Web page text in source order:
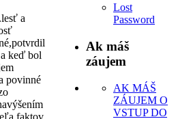
a
keď bol
povinné
faktov
Lost
Password
Ak máš
záujem
AK MÁŠ
ZÁUJEM O
VSTUP DO